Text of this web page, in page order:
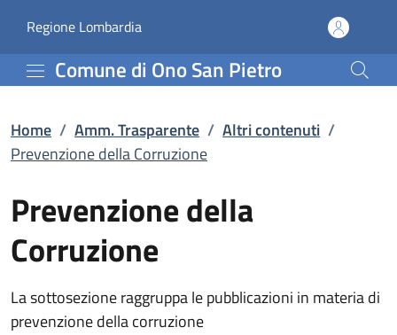
Prevenzione della
Regione Lombardia(apre in un'altra scheda).
Comune di Ono San Pietro
Home / Amm. Trasparente / Altri contenuti /
Prevenzione della Corruzione
Prevenzione della
Corruzione
La sottosezione raggruppa le pubblicazioni in materia di
prevenzione della corruzione